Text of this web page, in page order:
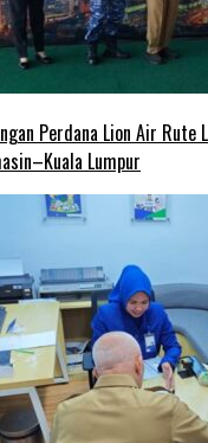
Perdana Lion Air Rute
Lumpur